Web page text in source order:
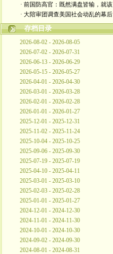
· 前国防高官：既然满盘皆输，就该
· 大陪审团调查美国社会动乱的幕后
存档目录
2026-08-02 - 2026-08-05
2026-07-02 - 2026-07-31
2026-06-13 - 2026-06-29
2026-05-15 - 2026-05-27
2026-04-01 - 2026-04-30
2026-03-01 - 2026-03-28
2026-02-01 - 2026-02-28
2026-01-01 - 2026-01-27
2025-12-01 - 2025-12-31
2025-11-02 - 2025-11-24
2025-10-04 - 2025-10-25
2025-09-06 - 2025-09-30
2025-07-19 - 2025-07-19
2025-04-10 - 2025-04-11
2025-03-01 - 2025-03-10
2025-02-03 - 2025-02-28
2025-01-01 - 2025-01-27
2024-12-01 - 2024-12-30
2024-11-01 - 2024-11-30
2024-10-01 - 2024-10-30
2024-09-02 - 2024-09-30
2024-08-01 - 2024-08-31